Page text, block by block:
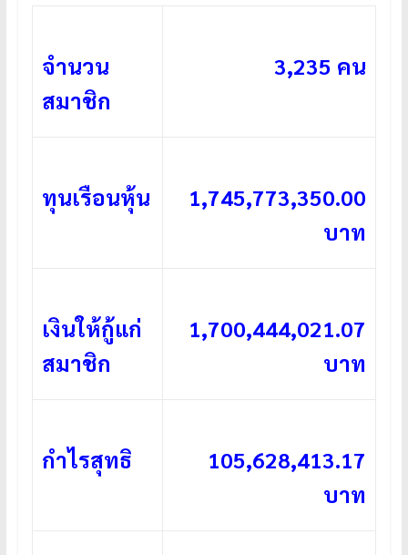
จำนวน
สมาชิก
3,235 คน
ทุนเรือนหุ้น
1,745,773,350.00
บาท
เงินให้กู้แก่
สมาชิก
1,700,444,021.07
บาท
กำไรสุทธิ
105,628,413.17
บาท